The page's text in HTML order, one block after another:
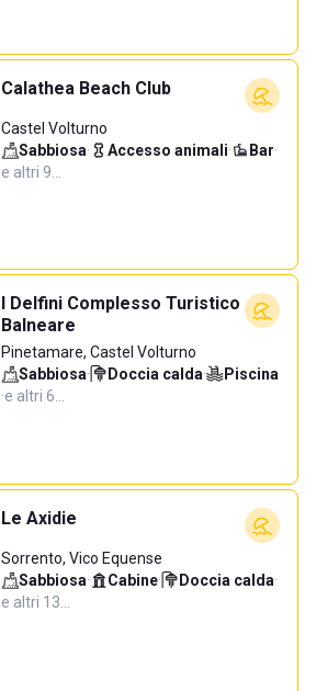
Calathea Beach Club
Castel Volturno
Sabbiosa· Accesso animali· Bar·
e altri 9…
I Delfini Complesso Turistico
Balneare
Pinetamare, Castel Volturno
Sabbiosa· Doccia calda·
Piscina
·e altri 6…
Le Axidie
Sorrento, Vico Equense
Sabbiosa· Cabine· Doccia calda·
e altri 13…